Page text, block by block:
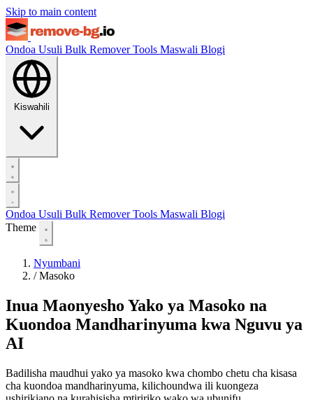
Skip to main content
Ondoa Usuli Bulk RemoverTools Maswali Blogi
Kiswahili
Ondoa Usuli Bulk RemoverTools Maswali Blogi
Theme
Nyumbani
/ Masoko
Inua Maonyesho Yako ya Masoko na
Kuondoa Mandharinyuma kwa Nguvu ya
AI
Badilisha maudhui yako ya masoko kwa chombo chetu cha kisasa
cha kuondoa mandharinyuma, kilichoundwa ili kuongeza